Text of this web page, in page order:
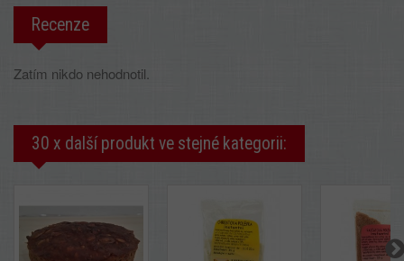
Recenze
Zatím nikdo nehodnotil.
30 x další produkt ve stejné kategorii: